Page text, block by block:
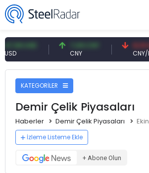
7,09 CNY 0,13 CNY
CNY/EUR
KATEGORİLER
Demir Çelik Piyasaları
Haberler Demir Çelik Piyasaları
İzleme Listeme Ekle
+ Abone Olun